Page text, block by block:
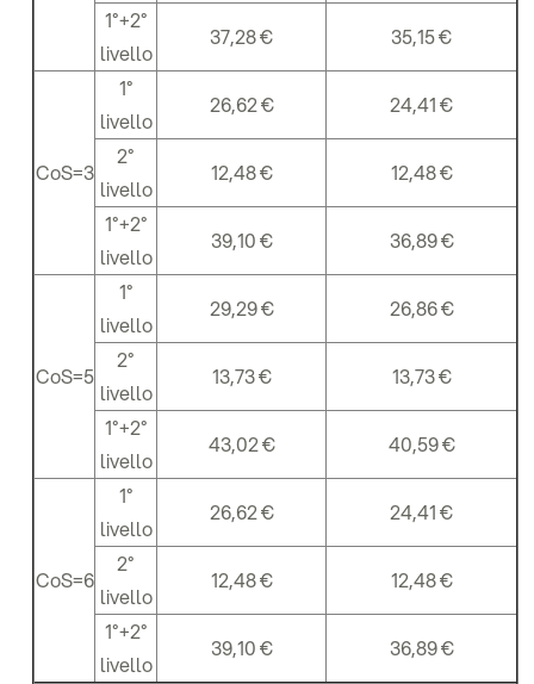
1°+2°
livello
37,28 € 35,15 €
CoS=3
1°
livello
26,62 €
24,41 €
2°
livello
12,48 €
12,48 €
1°+2°
livello
39,10 € 36,89 €
CoS=5
1°
livello
29,29 €
26,86 €
2°
livello
13,73 €
13,73 €
1°+2°
livello
43,02 € 40,59 €
CoS=6
1°
livello
26,62 €
24,41 €
2°
livello
12,48 €
12,48 €
1°+2°
livello
39,10 € 36,89 €